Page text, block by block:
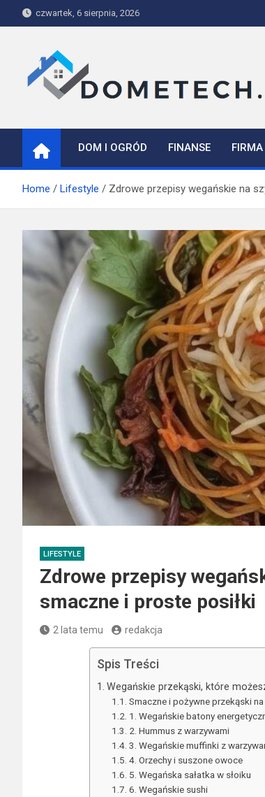
to
czwartek, 6 sierpnia, 2026
Dometech
DOM I OGRÓD FINANSE FIRMA
Home Lifestyle Zdrowe przepisy wegańskie na
LIFESTYLE
Zdrowe przepisy
smaczne i proste posiłki
2 lata temu redakcja
Spis Treści
Wegańskie przekąski, które
Smaczne i pożywne przekąski
1. Wegańskie batony
2. Hummus z warzywami
3. Wegańskie muffinki z
4. Orzechy i suszone owoce
5. Wegańska sałatka w słoiku
6. Wegańskie sushi